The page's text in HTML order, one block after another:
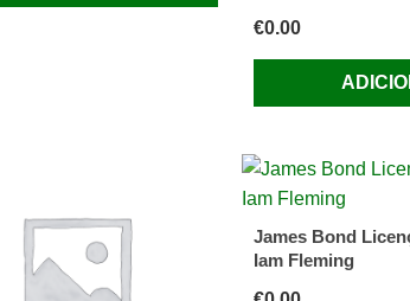
€0.00
James Bond
Iam Fleming